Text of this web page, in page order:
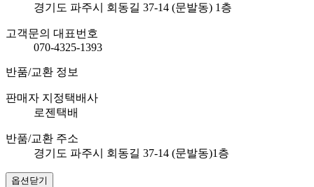
경기도 파주시 회동길 37-14 (문발동) 1층
고객문의 대표번호
070-4325-1393
반품/교환 정보
판매자 지정택배사
로젠택배
반품/교환 주소
경기도 파주시 회동길 37-14 (문발동)1층
옵션닫기